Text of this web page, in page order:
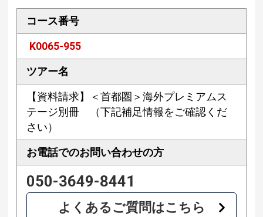
コース番号
K0065-955
ツアー名
【資料請求】＜首都圏＞海外プレミアムス
テージ別冊 （下記補足情報をご確認くだ
さい）
お電話でのお問い合わせの方
050-3649-8441
よくあるご質問はこちら